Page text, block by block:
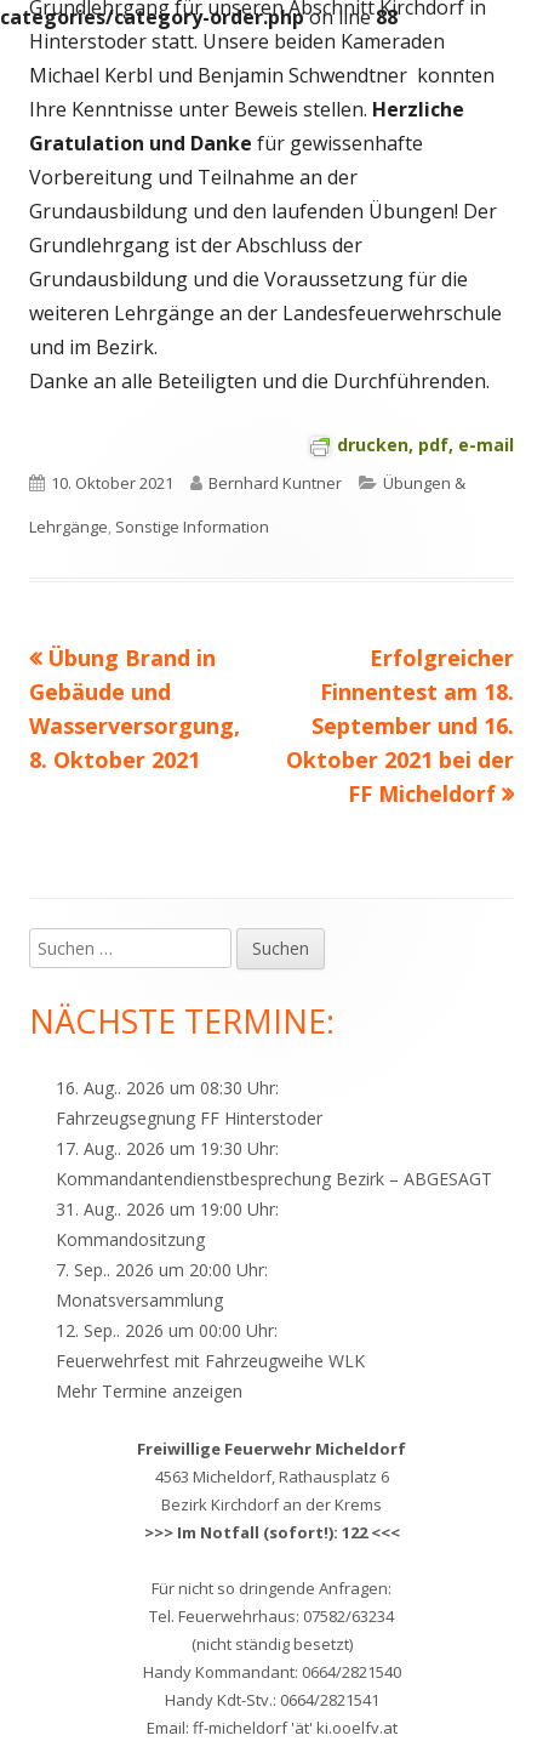
categories/category-order.phpon line88
Grundlehrgang für unseren Abschnitt Kirchdorf in
Hinterstoder statt. Unsere beiden Kameraden
Michael Kerbl und Benjamin Schwendtner konnten
Ihre Kenntnisse unter Beweis stellen. Herzliche
Gratulation und Danke für gewissenhafte
Vorbereitung und Teilnahme an der
Grundausbildung und den laufenden Übungen! Der
Grundlehrgang ist der Abschluss der
Grundausbildung und die Voraussetzung für die
weiteren Lehrgänge an der Landesfeuerwehrschule
und im Bezirk.
Danke an alle Beteiligten und die Durchführenden.
drucken, pdf, e-mail
Veröffentlicht
am
10. Oktober 2021 Autor
Bernhard Kuntner Kategorien
Übungen &
Lehrgänge, Sonstige Information
Beitragsnavigation
Vorheriger
Beitrag:
Übung Brand in
Gebäude und
Wasserversorgung,
8. Oktober 2021
Nächster
Beitrag
Erfolgreicher
Finnentest am 18.
September und 16.
Oktober 2021 bei der
FF Micheldorf
Haupt-
Seitenleiste
Suchen
nach:
NÄCHSTE TERMINE:
16. Aug.. 2026 um 08:30 Uhr:
Fahrzeugsegnung FF Hinterstoder
17. Aug.. 2026 um 19:30 Uhr:
Kommandantendienstbesprechung Bezirk – ABGESAGT
31. Aug.. 2026 um 19:00 Uhr:
Kommandositzung
7. Sep.. 2026 um 20:00 Uhr:
Monatsversammlung
12. Sep.. 2026 um 00:00 Uhr:
Feuerwehrfest mit Fahrzeugweihe WLK
Mehr Termine anzeigen
Freiwillige Feuerwehr Micheldorf
4563 Micheldorf, Rathausplatz 6
Bezirk Kirchdorf an der Krems
>>> Im Notfall (sofort!): 122 <<<
Für nicht so dringende Anfragen:
Tel. Feuerwehrhaus: 07582/63234
(nicht ständig besetzt)
Handy Kommandant: 0664/2821540
Handy Kdt-Stv.: 0664/2821541
Email: ff-micheldorf 'ät' ki.ooelfv.at